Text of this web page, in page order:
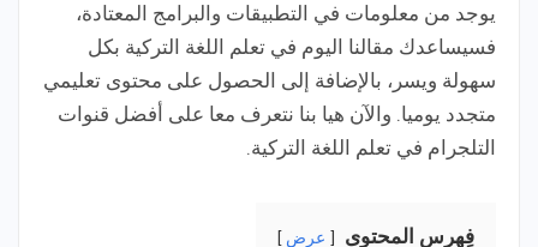
يوجد من معلومات في التطبيقات والبرامج المعتادة،
فسيساعدك مقالنا اليوم في تعلم اللغة التركية بكل
سهولة ويسر، بالإضافة إلى الحصول على محتوى تعليمي
متجدد يوميا. والآن هيا بنا نتعرف معا على أفضل قنوات
التلجرام في تعلم اللغة التركية.
فِهرس المحتوى عرض